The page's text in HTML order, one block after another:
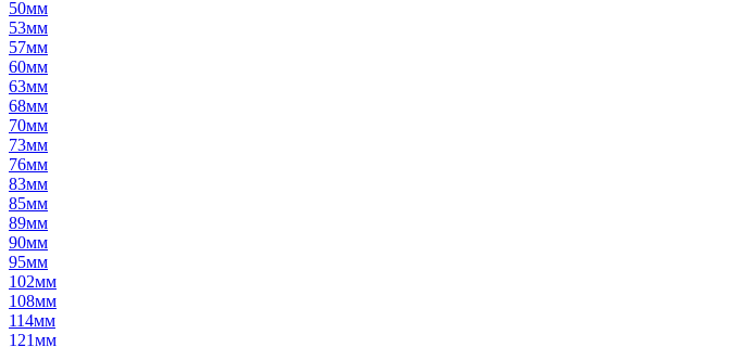
50мм
53мм
57мм
60мм
63мм
68мм
70мм
73мм
76мм
83мм
85мм
89мм
90мм
95мм
102мм
108мм
114мм
121мм